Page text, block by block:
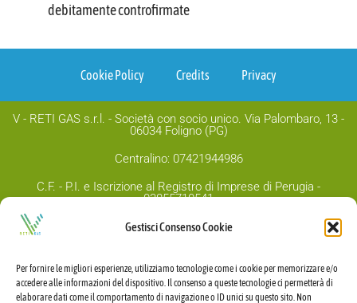
Gestisci Consenso Cookie
Per fornire le migliori esperienze, utilizziamo tecnologie come i cookie per memorizzare e/o
accedere alle informazioni del dispositivo. Il consenso a queste tecnologie ci permetterà di
elaborare dati come il comportamento di navigazione o ID unici su questo sito. Non
debitamente controfirmate
Cookie Policy Credits Privacy
V - RETI GAS s.r.l. - Società con socio unico. Via Palombaro, 13 -
06034 Foligno (PG)
Centralino: 07421944986
C.F. - P.I. e Iscrizione al Registro di Imprese di Perugia -
03855710541
PEC:v-retigas@legalmail.it